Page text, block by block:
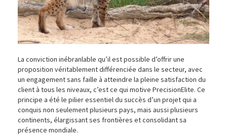
La conviction inébranlable qu’il est possible d’offrir une
proposition véritablement différenciée dans le secteur, avec
un engagement sans faille à atteindre la pleine satisfaction du
client à tous les niveaux, c’est ce qui motive PrecisionElite. Ce
principe a été le pilier essentiel du succès d’un projet qui a
conquis non seulement plusieurs pays, mais aussi plusieurs
continents, élargissant ses frontières et consolidant sa
présence mondiale.